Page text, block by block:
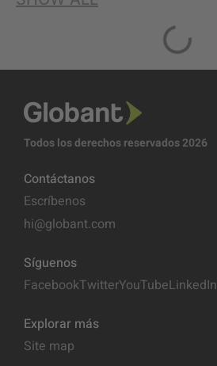
Todos los derechos reservados 2026
Contáctanos
Escríbenos
hi@globant.com
Síguenos
FacebookTwitterYouTubeLinkedIn
Explorar más
Site map